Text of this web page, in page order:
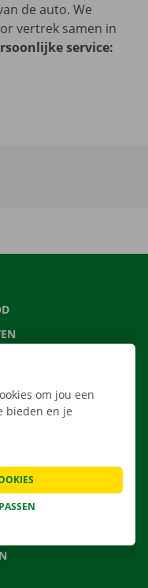
de auto. We
vertrek samen in
service:
om jou een
bieden en je